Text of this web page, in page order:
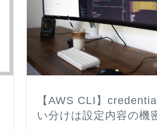
【AWS CLI】
い分けは設定内容の機